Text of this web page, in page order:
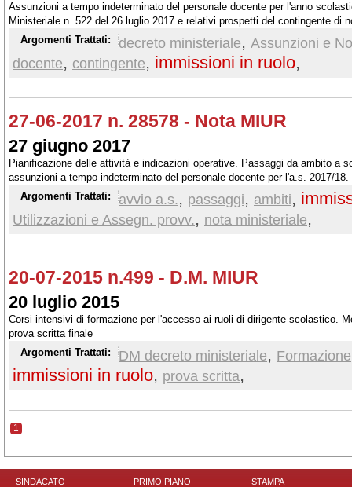
Assunzioni a tempo indeterminato del personale docente per l'anno
Ministeriale n. 522 del 26 luglio 2017 e relativi prospetti del contingente di
Argomenti Trattati:
decreto ministeriale, Assunzioni e
docente, contingente, immissioni in ruolo,
27-06-2017 n. 28578 - Nota MIUR
27 giugno 2017
Pianificazione delle attività e indicazioni operative. Passaggi da ambito a
assunzioni a tempo indeterminato del personale docente per l'a.s. 2017/
provvisorie
Argomenti Trattati: avvio a.s., passaggi, ambiti,
Utilizzazioni e Assegn. provv., nota ministeriale,
20-07-2015 n.499 - D.M. MIUR
20 luglio 2015
Corsi intensivi di formazione per l'accesso ai ruoli di dirigente scolastico.
prova scritta finale
Argomenti Trattati:
DM decreto ministeriale, Formazione
immissioni in ruolo, prova scritta,
1
SINDACATO
PRIMO PIANO
STAMPA